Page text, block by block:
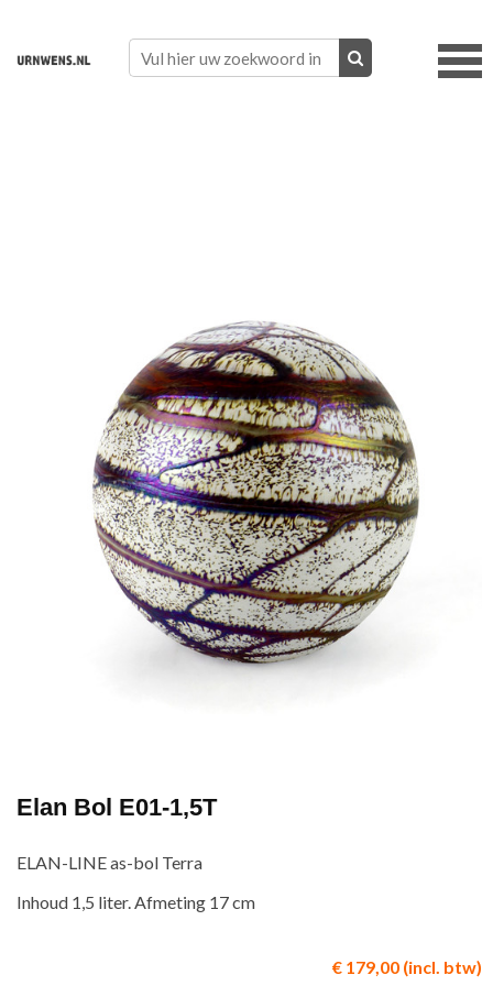
Elan Bol E01-1,5T
ELAN-LINE as-bol Terra
Inhoud 1,5 liter. Afmeting 17 cm
€ 179,00 (incl. btw)